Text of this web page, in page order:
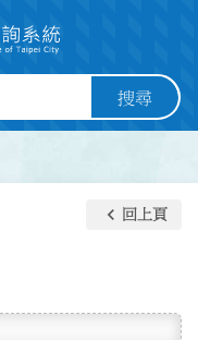
搜尋
keyboard_arrow_left 回上頁